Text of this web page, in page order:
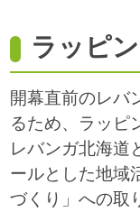
ラッピ
開幕直前のレバ
るため、ラッピ
レバンガ北海道
ールとした地域
づくり」への取